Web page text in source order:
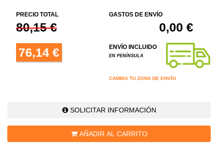
PRECIO TOTAL
80,15 €
76,14 €
GASTOS DE ENVÍO
0,00 €
ENVÍO INCLUIDO
EN PENÍNSULA
CAMBIA TU ZONA DE ENVÍO
SOLICITAR INFORMACIÓN
AÑADIR AL CARRITO